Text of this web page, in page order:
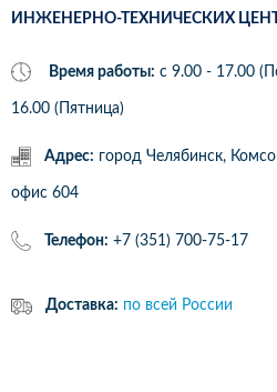
ИНЖЕНЕРНО-ТЕХНИЧЕСКИХ
Время работы: с 9.00 - 17.00
16.00 (Пятница)
Адрес: город Челябинск,
офис 604
Телефон: +7 (351) 700-75-17
Доставка: по всей России